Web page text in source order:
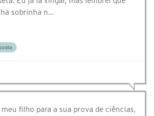
sobrinha n…
filho para a sua prova de ciências,